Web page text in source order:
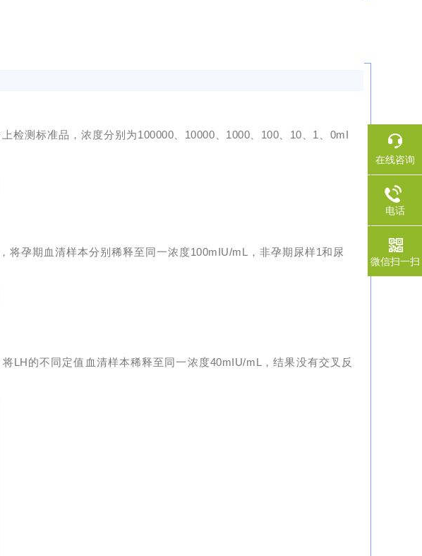
上检测标准品，浓度分别为100000、10000、1000、100、10、1、0mI
，将孕期血清样本分别稀释至同一浓度100mIU/mL ，非孕期尿样1和尿
将LH的不同定值血清样本稀释至同一浓度40mIU/mL
，结果没有交叉反
在线咨询
电话
微信扫一扫